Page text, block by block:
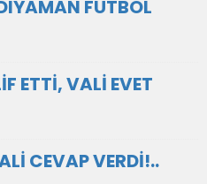
FUTBOL
ETTİ, VALİ EVET
CEVAP VERDİ!..